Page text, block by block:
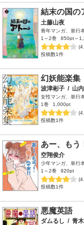
結末の国の
土藤山夜
青年マンガ、単行
1～2巻
850pt～
投稿数1件
幻妖能楽集
波津彬子 / 山
女性マンガ、単行
1巻
1,000pt
投稿数1件
あー、もう
空翔俊介
少年マンガ、単行
1～2巻
920pt
投稿数1件
悪魔英語
ダムるし / 青